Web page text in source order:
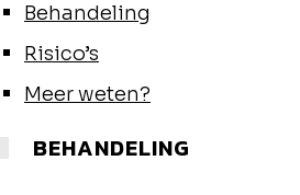
Behandeling
Risico’s
Meer weten?
BEHANDELING